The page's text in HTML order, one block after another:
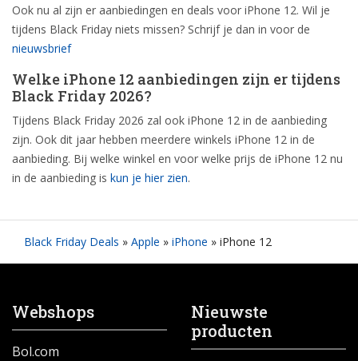
Ook nu al zijn er aanbiedingen en deals voor iPhone 12. Wil je
tijdens Black Friday niets missen? Schrijf je dan in voor de
nieuwsbrief
Welke iPhone 12 aanbiedingen zijn er tijdens
Black Friday 2026?
Tijdens Black Friday 2026 zal ook iPhone 12 in de aanbieding
zijn. Ook dit jaar hebben meerdere winkels iPhone 12 in de
aanbieding. Bij welke winkel en voor welke prijs de iPhone 12 nu
in de aanbieding is kun je hier zien.
Black Friday Deals » Apple » iPhone » iPhone 12
Webshops
Bol.com
Nieuwste
producten